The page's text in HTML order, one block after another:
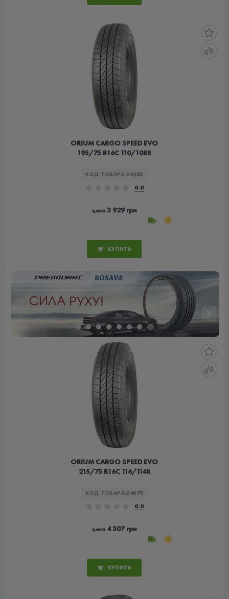
ORIUM CARGO SPEED EVO
195/75 R16C 110/108R
КОД ТОВАРА:26983
0.0
цена3 929 грн
КУПИТЬ
ORIUM CARGO SPEED EVO
215/75 R16C 116/114R
КОД ТОВАРА:24678
0.0
цена4 307 грн
КУПИТЬ